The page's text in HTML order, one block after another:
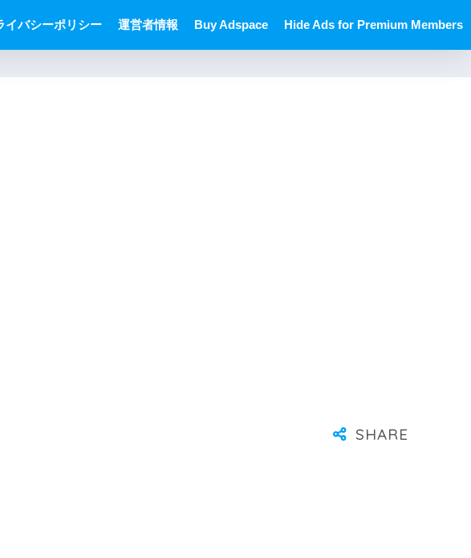
イバシーポリシー 運営者情報 Buy Adspace Hide Ads for Premium Members